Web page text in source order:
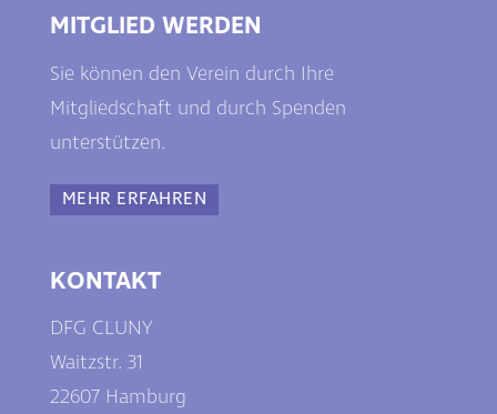
MITGLIED WERDEN
Sie können den Verein durch Ihre
Mitgliedschaft und durch Spenden
unterstützen.
MEHR ERFAHREN
KONTAKT
DFG CLUNY
Waitzstr. 31
22607 Hamburg